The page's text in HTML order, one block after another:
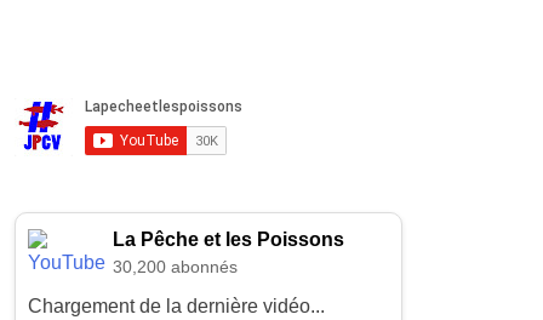
La Pêche et les Poissons
30,200 abonnés
Chargement de la dernière vidéo...